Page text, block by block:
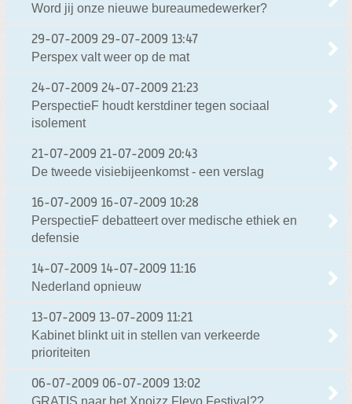
Word jij onze nieuwe bureaumedewerker?
29-07-2009 29-07-2009 13:47
Perspex valt weer op de mat
24-07-2009 24-07-2009 21:23
PerspectieF houdt kerstdiner tegen sociaal
isolement
21-07-2009 21-07-2009 20:43
De tweede visiebijeenkomst - een verslag
16-07-2009 16-07-2009 10:28
PerspectieF debatteert over medische ethiek en
defensie
14-07-2009 14-07-2009 11:16
Nederland opnieuw
13-07-2009 13-07-2009 11:21
Kabinet blinkt uit in stellen van verkeerde
prioriteiten
06-07-2009 06-07-2009 13:02
GRATIS naar het Xnoizz Flevo Festival??